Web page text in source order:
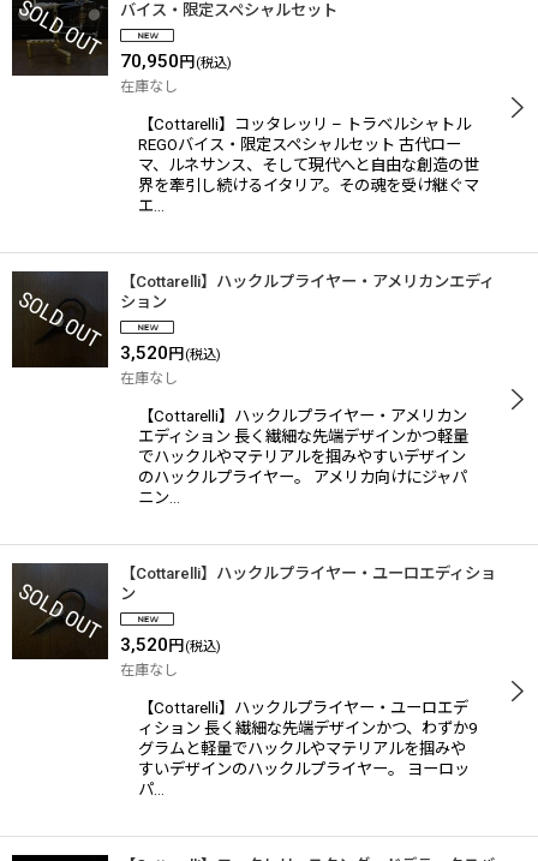
バイス・限定スペシャルセット
70,950 円 (税込)
在庫なし
【Cottarelli】コッタレッリ – トラベルシャトル
REGOバイス・限定スペシャルセット 古代ロー
マ、ルネサンス、そして現代へと自由な創造の世
界を牽引し続けるイタリア。その魂を受け継ぐマ
エ…
【Cottarelli】ハックルプライヤー・アメリカンエディ
ション
3,520 円 (税込)
在庫なし
【Cottarelli】ハックルプライヤー・アメリカン
エディション 長く繊細な先端デザインかつ軽量
でハックルやマテリアルを掴みやすいデザイン
のハックルプライヤー。 アメリカ向けにジャパ
ニン…
【Cottarelli】ハックルプライヤー・ユーロエディショ
ン
3,520 円 (税込)
在庫なし
【Cottarelli】ハックルプライヤー・ユーロエデ
ィション 長く繊細な先端デザインかつ、わずか9
グラムと軽量でハックルやマテリアルを掴みや
すいデザインのハックルプライヤー。 ヨーロッ
パ…